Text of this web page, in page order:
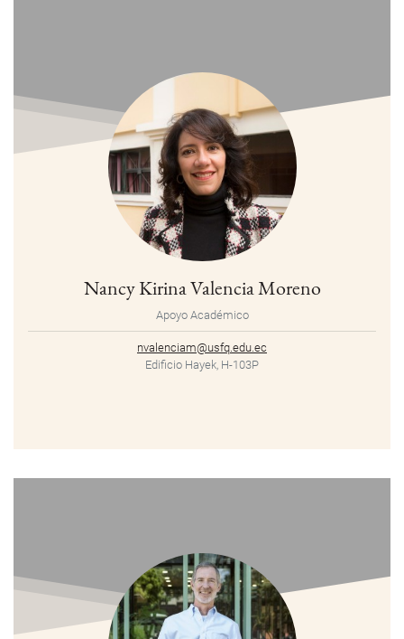
Nancy Kirina Valencia Moreno
Apoyo Académico
nvalenciam@usfq.edu.ec
Edificio Hayek, H-103P